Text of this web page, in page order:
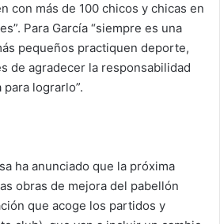
con más de 100 chicos y chicas en
Para García “siempre es una
pequeños practiquen deporte,
de agradecer la responsabilidad
lograrlo”.
ha anunciado que la próxima
obras de mejora del pabellón
que acoge los partidos y